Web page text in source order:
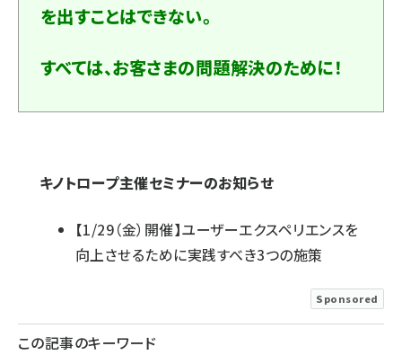
を出すことはできない。
すべては、お客さまの問題解決のために！
キノトロープ主催セミナーのお知らせ
【1/29（金）開催】ユーザーエクスペリエンスを
向上させるために実践すべき3つの施策
Sponsored
この記事のキーワード